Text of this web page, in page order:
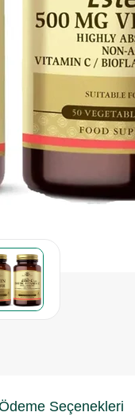
Seçenekleri